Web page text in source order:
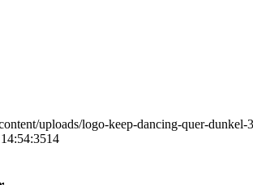
uploads/logo-keep-dancing-quer-dunkel-
14